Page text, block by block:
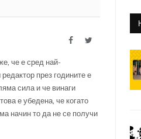
FacebookTwitter
че е сред най-
през годините е
сила и че винаги
е убедена, че когато
начин то да не се получи